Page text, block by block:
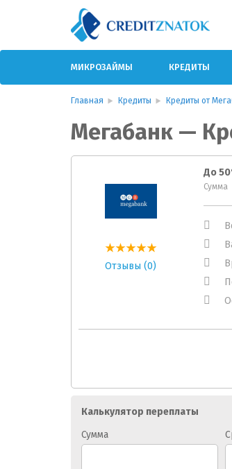
МИКРОЗАЙМЫ КРЕДИТЫ
Главная Кредиты Кредиты от
Мегабанк —
Отзывы (0)
Сумма
Калькулятор переплаты
Сумма